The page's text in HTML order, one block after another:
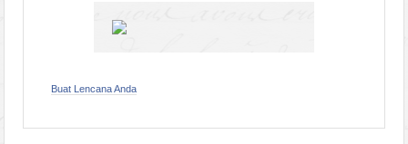
Buat Lencana Anda